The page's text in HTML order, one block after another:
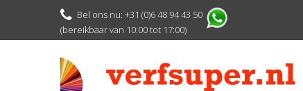
Bel ons nu: +31 (0)6 48 94 43 50
(bereikbaar van 10:00 tot 17:00)